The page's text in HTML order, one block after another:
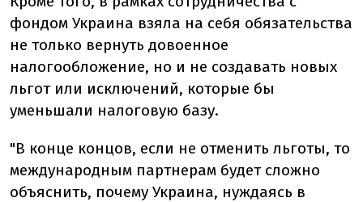
фондом Украина взяла на себя обязательства
не только вернуть довоенное
налогообложение, но и не создавать новых
льгот или исключений, которые бы
уменьшали налоговую базу.
"В конце концов, если не отменить льготы, то
международным партнерам будет сложно
объяснить, почему Украина, нуждаясь в